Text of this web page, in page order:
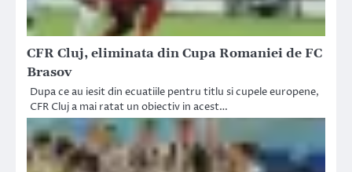
CFR Cluj, eliminata din Cupa Romaniei de FC
Brasov
Dupa ce au iesit din ecuatiile pentru titlu si cupele europene,
CFR Cluj a mai ratat un obiectiv in acest…